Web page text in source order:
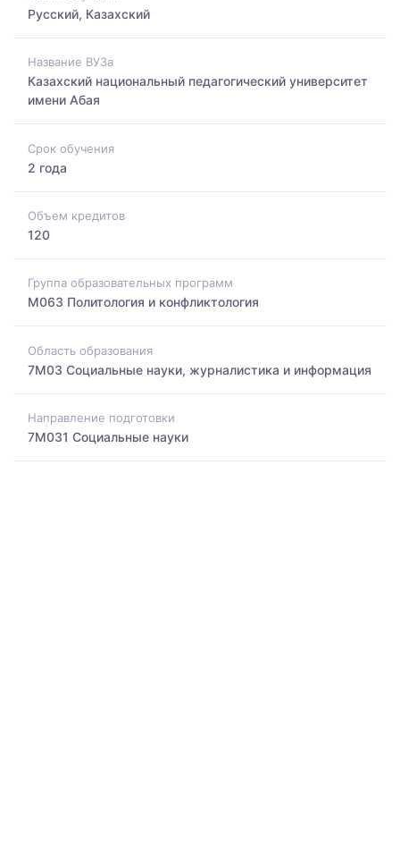
Русский, Казахский
Название ВУЗа
Казахский национальный педагогический университет
имени Абая
Срок обучения
2 года
Объем кредитов
120
Группа образовательных программ
M063 Политология и конфликтология
Область образования
7M03 Социальные науки, журналистика и информация
Направление подготовки
7M031 Социальные науки